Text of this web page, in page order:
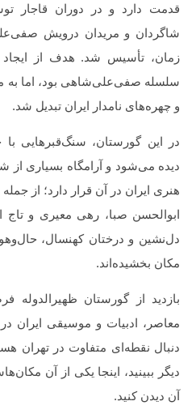
قدمت دارد و در دوران قاجار
شاگردان و مریدان درویش
زمان، تأسیس شد. هدف از ایجاد
سلسله صفی‌علی‌شاهی بود، اما به
و چهره‌های نامدار ایران تبدیل شد.
در این گورستان، سنگ‌قبرهایی
دیده می‌شود و آرامگاه بسیاری
هنری ایران در آن قرار دارد؛ از
ابوالحسن صبا، رهی معیری و
دل‌نشین و درختان کهنسال،
مکان بخشیده‌اند.
بازدید از گورستان
معاصر، ادبیات و موسیقی ایران
دنبال نقطه‌ای متفاوت در تهران
دیگر ببینید، اینجا یکی از آن
آن دیدن کنید.